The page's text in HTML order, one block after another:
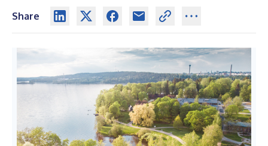
Share